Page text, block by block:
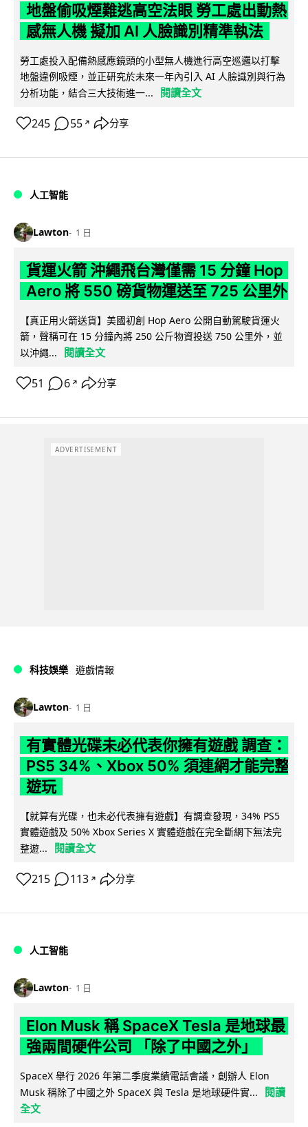
地盤偷吸煙難逃高空法眼 勞工處出動熱
感無人機 擬加 AI 人臉識別精準執法
勞工處投入配備熱感應鏡頭的小型無人機進行高空巡邏以打擊
地盤違例吸煙，並正研究於未來一年內引入 AI 人臉識別與行為
分析功能，結合三大技術進一...
閱讀全文
245 55 ↗ 分享
人工智能
Lawton 1 日
貨運火箭 沖繩飛台灣僅需 15 分鐘 Hop
Aero 將 550 磅貨物運送至 725 公里外
【真正用火箭送貨】美國初創 Hop Aero 公開自動駕駛貨運火
箭，聲稱可在 15 分鐘內將 250 公斤物資投送 750 公里外，並
以沖繩...
閱讀全文
51 6 ↗ 分享
ADVERTISEMENT
科技娛樂 遊戲情報
Lawton 1 日
有實體光碟未必代表你擁有遊戲 調查：
PS5 34%、Xbox 50% 須連網才能完整
遊玩
【就算有光碟，也未必代表擁有遊戲】有調查發現，34% PS5
實體遊戲及 50% Xbox Series X 實體遊戲在完全斷網下無法完
整遊...
閱讀全文
215 113 ↗ 分享
人工智能
Lawton 1 日
Elon Musk 稱 SpaceX Tesla 是地球最
強兩間硬件公司 「除了中國之外」
SpaceX 舉行 2026 年第二季度業績電話會議，創辦人 Elon
Musk 稱除了中國之外 SpaceX 與 Tesla 是地球硬件實...
閱讀
全文